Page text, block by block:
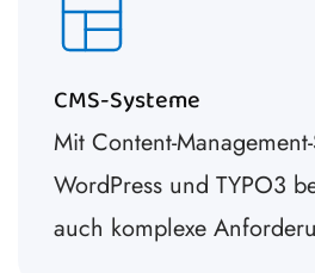
CMS-Systeme
Mit Content-
WordPress und TYPO3
auch komplexe